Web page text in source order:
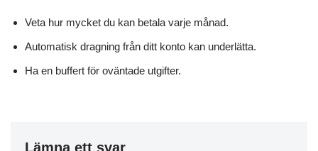
Veta hur mycket du kan betala varje månad.
Automatisk dragning från ditt konto kan underlätta.
Ha en buffert för oväntade utgifter.
Lämna ett svar